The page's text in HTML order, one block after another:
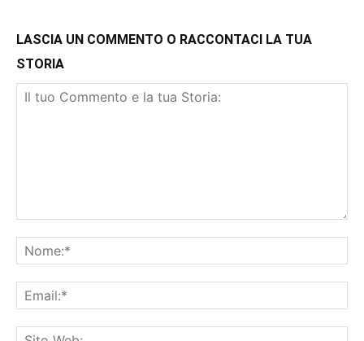
LASCIA UN COMMENTO O RACCONTACI LA TUA
STORIA